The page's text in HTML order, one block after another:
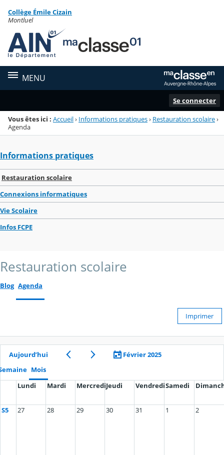
Menu de la rubrique
Contenu
Collège Émile Cizain
Montluel
MENU
Se connecter
Vous êtes ici : Accueil› Informations pratiques› Restauration scolaire›
Agenda
Informations pratiques
Restauration scolaire
Connexions informatiques
Vie Scolaire
Infos FCPE
Restauration scolaire
Blog Agenda
Imprimer
Aujourd’hui
Février 2025
Mois
Lundi
Mardi MercrediJeudi VendrediSamedi
S5 27 28 29 30 31 1 2